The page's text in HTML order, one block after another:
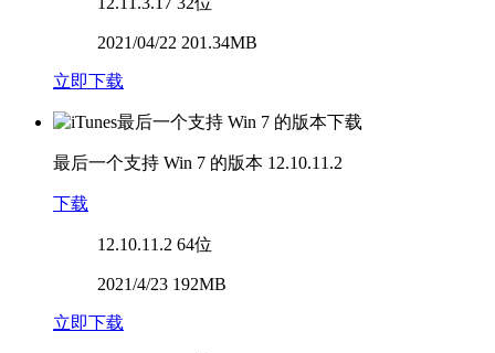
2021/04/22 201.34MB
立即下载
最后一个支持 Win 7 的版本 12.10.11.2
下载
12.10.11.2 64位
2021/4/23 192MB
立即下载